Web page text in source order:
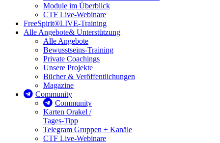
Module im Überblick
CTF Live-Webinare
FreeSpirit®LIVE-Training
Alle Angebote& Unterstützung
Alle Angebote
Bewusstseins-Training
Private Coachings
Unsere Projekte
Bücher & Veröffentlichungen
Magazine
Community
Community
Karten Orakel /
Tages-Tipp
Telegram Gruppen + Kanäle
CTF Live-Webinare